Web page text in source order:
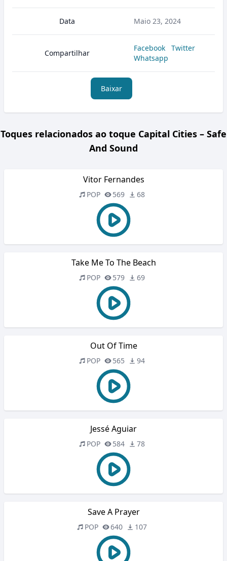
Data Maio 23, 2024
Compartilhar
Facebook
Twitter
Whatsapp
Baixar
Toques relacionados ao toque Capital Cities – Safe
And Sound
Vitor Fernandes
POP 569 68
Take Me To The Beach
POP 579 69
Out Of Time
POP 565 94
Jessé Aguiar
POP 584 78
Save A Prayer
POP 640 107